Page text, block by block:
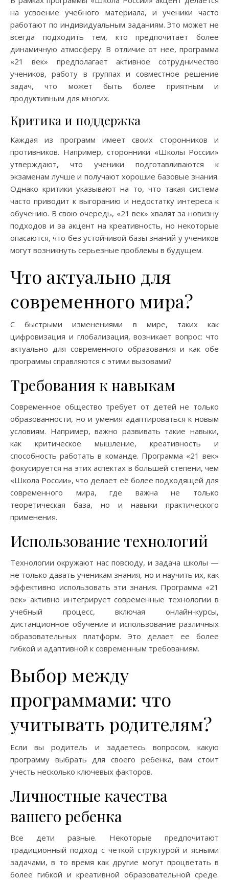
на усвоение учебного материала, и ученики часто
работают по индивидуальным заданиям. Это может не
всегда подходить тем, кто предпочитает более
динамичную атмосферу. В отличие от нее, программа
«21 век» предполагает активное сотрудничество
учеников, работу в группах и совместное решение
задач, что может быть более приятным и
продуктивным для многих.
Критика и поддержка
Каждая из программ имеет своих сторонников и
противников. Например, сторонники «Школы России»
утверждают, что ученики подготавливаются к
экзаменам лучше и получают хорошие базовые знания.
Однако критики указывают на то, что такая система
часто приводит к выгоранию и недостатку интереса к
обучению. В свою очередь, «21 век» хвалят за новизну
подходов и за акцент на креативность, но некоторые
опасаются, что без устойчивой базы знаний у учеников
могут возникнуть серьезные проблемы в будущем.
Что актуально для
современного мира?
С быстрыми изменениями в мире, таких как
цифровизация и глобализация, возникает вопрос: что
актуально для современного образования и как обе
программы справляются с этими вызовами?
Требования к навыкам
Современное общество требует от детей не только
образованности, но и умения адаптироваться к новым
условиям. Например, важно развивать такие навыки,
как критическое мышление, креативность и
способность работать в команде. Программа «21 век»
фокусируется на этих аспектах в большей степени, чем
«Школа России», что делает её более подходящей для
современного мира, где важна не только
теоретическая база, но и навыки практического
применения.
Использование технологий
Технологии окружают нас повсюду, и задача школы —
не только давать ученикам знания, но и научить их, как
эффективно использовать эти знания. Программа «21
век» активно интегрирует современные технологии в
учебный процесс, включая онлайн-курсы,
дистанционное обучение и использование различных
образовательных платформ. Это делает ее более
гибкой и адаптивной к современным требованиям.
Выбор между
программами: что
учитывать родителям?
Если вы родитель и задаетесь вопросом, какую
программу выбрать для своего ребенка, вам стоит
учесть несколько ключевых факторов.
Личностные качества
вашего ребенка
Все дети разные. Некоторые предпочитают
традиционный подход с четкой структурой и ясными
задачами, в то время как другие могут процветать в
более гибкой и креативной образовательной среде.